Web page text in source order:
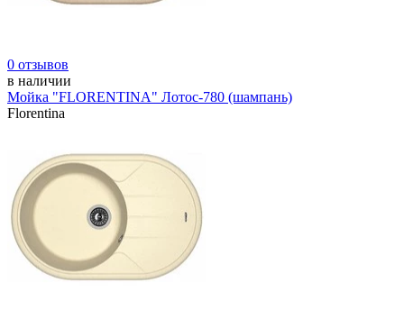
0 отзывов
в наличии
Мойка "FLORENTINA" Лотос-780 (шампань)
Florentina